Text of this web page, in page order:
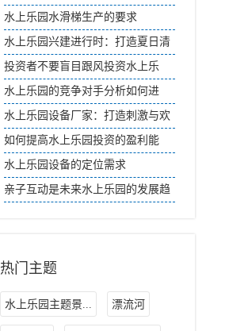
水上乐园水滑梯生产的要求
水上乐园兴建进行时：打造夏日清
凉天堂
投资者不要盲目跟风投资水上乐
园，这几点建议值得收藏
水上乐园的竞争对手分析如何进
行？
水上乐园设备厂家：打造刺激与欢
乐的梦幻王国
如何提高水上乐园投资的盈利能
力？
水上乐园设备的定位需求
亲子互动是未来水上乐园的发展趋
热门主题
水上乐园主题景... 漂流河